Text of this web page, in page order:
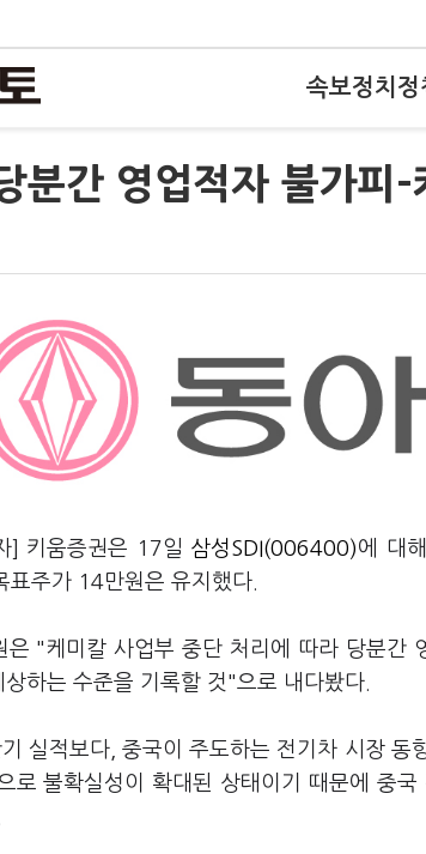
속보정치 정
분간 영업적자 불가피-
] 키움증권은 17일 삼성SDI(006400)에 대
주가 14만원은 유지했다.
은 "케미칼 사업부 중단 처리에 따라 당분간
하는 수준을 기록할 것"으로 내다봤다.
실적보다, 중국이 주도하는 전기차 시장 동
로 불확실성이 확대된 상태이기 때문에 중